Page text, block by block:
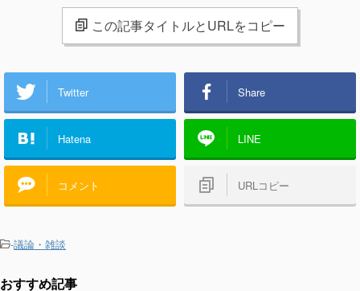
この記事タイトルとURLをコピー
Twitter Share
Hatena LINE
コメント URLコピー
-議論・雑談
おすすめ記事